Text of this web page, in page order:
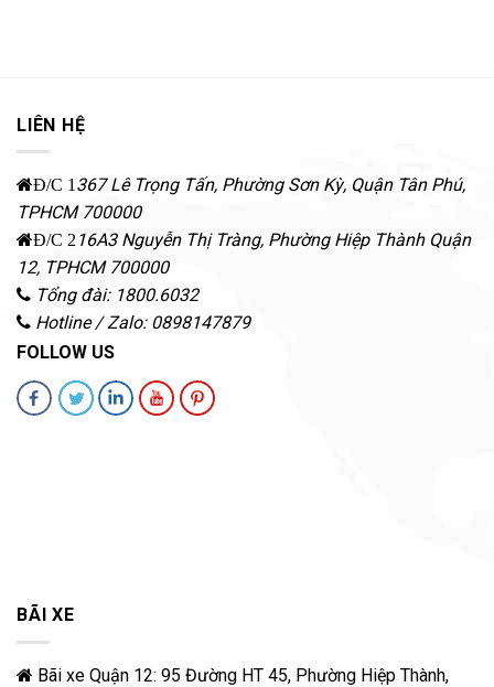
LIÊN HỆ
Đ/C 1 367 Lê Trọng Tấn, Phường Sơn Kỳ, Quận Tân Phú,
TPHCM 700000
Đ/C 2 16A3 Nguyễn Thị Tràng, Phường Hiệp Thành Quận
12, TPHCM 700000
Tổng đài: 1800.6032
Hotline / Zalo: 0898147879
FOLLOW US
BÃI XE
Bãi xe Quận 12: 95 Đường HT 45, Phường Hiệp Thành,